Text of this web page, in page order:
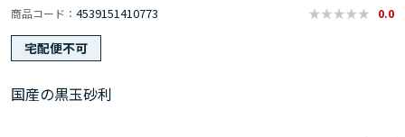
商品コード 4539151410773 0.0
宅配便不可
国産の黒玉砂利